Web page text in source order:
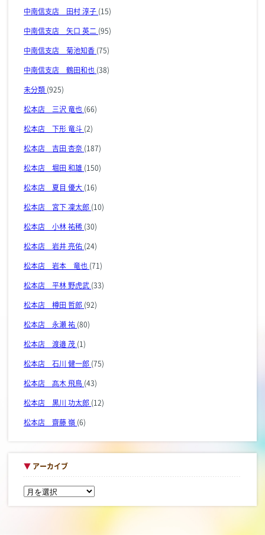
中南信支店 田村 淳子 (15)
中南信支店 矢口 英二 (95)
中南信支店 菊池知香 (75)
中南信支店 鶴田和也 (38)
未分類 (925)
松本店 三沢 竜也 (66)
松本店 下形 竜斗 (2)
松本店 吉田 杏奈 (187)
松本店 堀田 和雄 (150)
松本店 夏目 優大 (16)
松本店 宮下 凜太郎 (10)
松本店 小林 祐稀 (30)
松本店 岩井 亮佑 (24)
松本店 岩本 竜也 (71)
松本店 平林 野虎武 (33)
松本店 樽田 哲郎 (92)
松本店 永瀬 祐 (80)
松本店 渡邉 茂 (1)
松本店 石川 健一郎 (75)
松本店 髙木 飛鳥 (43)
松本店 黒川 功太郎 (12)
松本店 齋藤 嶺 (6)
▼ アーカイブ